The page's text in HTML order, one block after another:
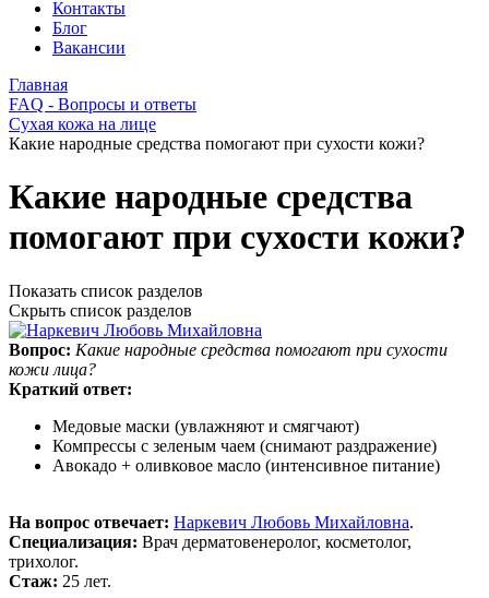
Контакты
Блог
Вакансии
Главная
FAQ - Вопросы и ответы
Сухая кожа на лице
Какие народные средства помогают при сухости кожи?
Какие народные средства
помогают при сухости кожи?
Показать список разделов
Скрыть список разделов
Вопрос: Какие народные средства помогают при сухости
кожи лица?
Краткий ответ:
Медовые маски (увлажняют и смягчают)
Компрессы с зеленым чаем (снимают раздражение)
Авокадо + оливковое масло (интенсивное питание)
На вопрос отвечает: Наркевич Любовь Михайловна.
Специализация: Врач дерматовенеролог, косметолог,
трихолог.
Стаж: 25 лет.